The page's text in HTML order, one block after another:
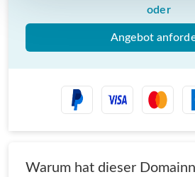
oder
Angebot
Warum hat dieser